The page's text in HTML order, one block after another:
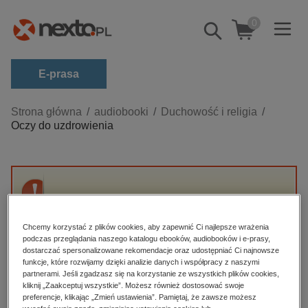
Pokaż/schowaj
wyszukiwarkę
0
E-prasa
Kategorie
Zobacz wszystkie E-prasa
budownictwo, aranżacja wnętrz
dzienniki
edukacja
hobby, sport, rozrywka
komputery, internet, technologie, informatyka
Strona główna audiobooki
Duchowość i religia
Oczy do uzdrowienia
Przepraszamy, ale produkt „Oczy do
High-contrast mode
Polecane
Chcemy korzystać z plików cookies, aby zapewnić Ci najlepsze wrażenia
podczas przeglądania naszego katalogu ebooków, audiobooków i e-prasy,
dostarczać spersonalizowane rekomendacje oraz udostępniać Ci najnowsze
funkcje, które rozwijamy dzięki analizie danych i współpracy z naszymi
partnerami. Jeśli zgadzasz się na korzystanie ze wszystkich plików cookies,
kliknij „Zaakceptuj wszystkie”. Możesz również dostosować swoje
preferencje, klikając „Zmień ustawienia”. Pamiętaj, że zawsze możesz